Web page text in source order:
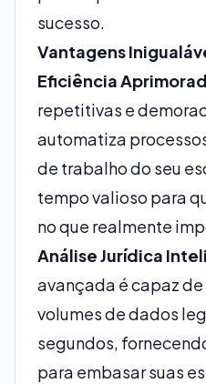
sucesso.
Vantagens
Eficiência
repetitivas e
automatiza
de trabalho do seu
tempo valioso para
no que realmente
Análise Jurídica
avançada é capaz
volumes de dados
segundos,
para embasar suas